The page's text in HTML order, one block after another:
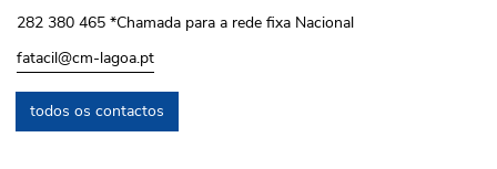
282 380 465 *Chamada para a rede fixa Nacional
fatacil@cm-lagoa.pt
todos os contactos